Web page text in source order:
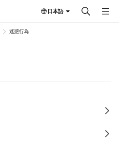
日本語
迷惑行為